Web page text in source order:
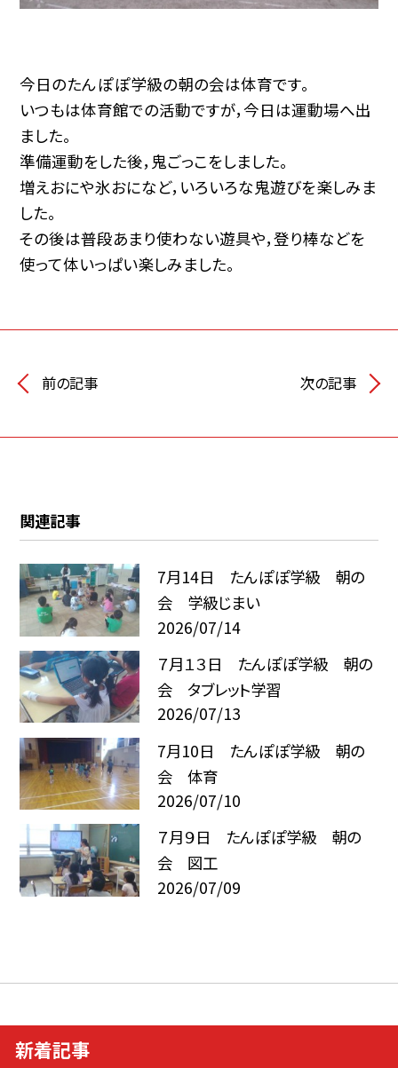
今日のたんぽぽ学級の朝の会は体育です。
いつもは体育館での活動ですが，今日は運動場へ出
ました。
準備運動をした後，鬼ごっこをしました。
増えおにや氷おになど，いろいろな鬼遊びを楽しみま
した。
その後は普段あまり使わない遊具や，登り棒などを
使って体いっぱい楽しみました。
前の記事 次の記事
関連記事
7月14日 たんぽぽ学級 朝の
会 学級じまい
2026/07/14
７月１３日 たんぽぽ学級 朝の
会 タブレット学習
2026/07/13
7月10日 たんぽぽ学級 朝の
会 体育
2026/07/10
７月９日 たんぽぽ学級 朝の
会 図工
2026/07/09
新着記事